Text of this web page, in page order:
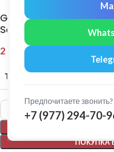
Предпочитаете
+7 (977) 294-70-
Grand Line: Ендова
Satin 0,5мм Ral 8017
2 152,00
ТОЛЩИНА МЕТАЛЛА
ПОКУПКА
Alternative: